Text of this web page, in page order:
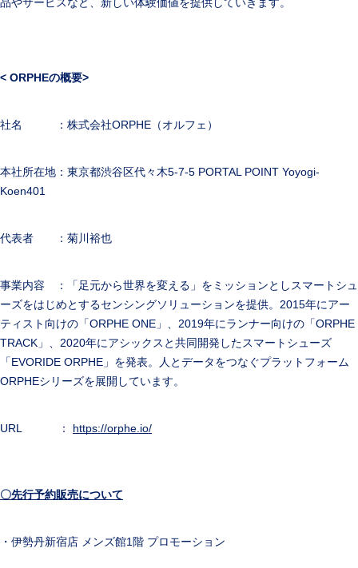
品やサービスなど、新しい体験価値を提供していきます。
< ORPHEの概要>
社名 ：株式会社ORPHE（オルフェ）
本社所在地：東京都渋谷区代々木5-7-5 PORTAL POINT Yoyogi-
Koen401
代表者 ：菊川裕也
事業内容 ：「足元から世界を変える」をミッションとしスマートシュ
ーズをはじめとするセンシングソリューションを提供。2015年にアー
ティスト向けの「ORPHE ONE」、2019年にランナー向けの「ORPHE
TRACK」、2020年にアシックスと共同開発したスマートシューズ
「EVORIDE ORPHE」を発表。人とデータをつなぐプラットフォーム
ORPHEシリーズを展開しています。
URL ： https://orphe.io/
〇先行予約販売について
・伊勢丹新宿店 メンズ館1階 プロモーション